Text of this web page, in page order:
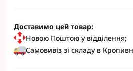
Доставимо цей товар:
Новою Поштою у відділення;
Самовивіз зі складу в